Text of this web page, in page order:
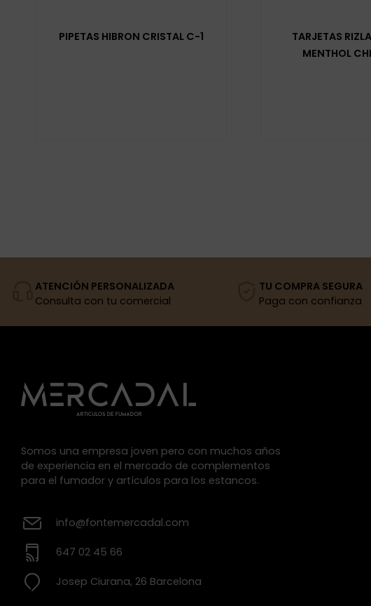
PIPETAS HIBRON CRISTAL C-1
TARJETAS
MENTHOL
ATENCIÓN PERSONALIZADA
Consulta con tu comercial
TU COMPRA SEGURA
Paga con confianza
Somos una empresa joven pero con muchos años
de experiencia en el mercado de complementos
para el fumador y artículos para los estancos.
info@fontemercadal.com
647 02 45 66
Josep Ciurana, 26 Barcelona